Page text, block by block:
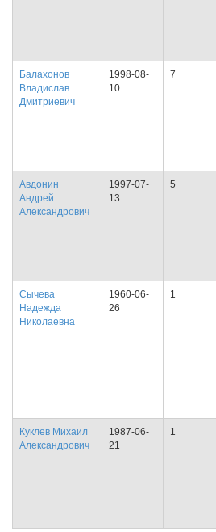
Балахонов
Владислав
Дмитриевич
1998-08-
10
7
Авдонин
Андрей
Александрович
1997-07-
13
5
Сычева
Надежда
Николаевна
1960-06-
26
1
Куклев Михаил
Александрович
1987-06-
21
1